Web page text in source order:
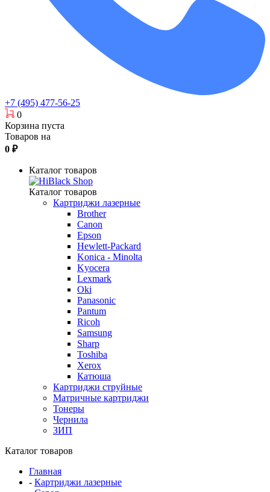
+7 (495) 477-56-25
0
Корзина пуста
Товаров на
0 ₽
Каталог товаров
Каталог товаров
Картриджи лазерные
Brother
Canon
Epson
Hewlett-Packard
Konica - Minolta
Kyocera
Lexmark
Oki
Panasonic
Pantum
Ricoh
Samsung
Sharp
Toshiba
Xerox
Катюша
Картриджи струйные
Матричные картриджи
Тонеры
Чернила
ЗИП
Каталог товаров
Главная
- Картриджи лазерные